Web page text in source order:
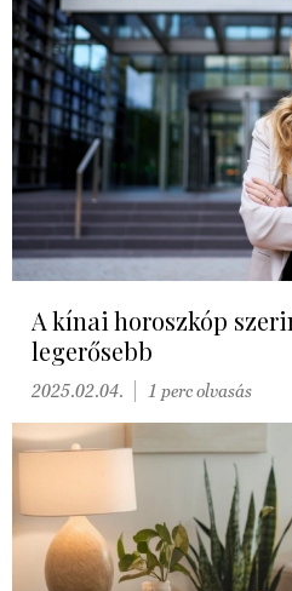
A kínai horoszkóp
legerősebb
2025.02.04. 1 perc olvasás